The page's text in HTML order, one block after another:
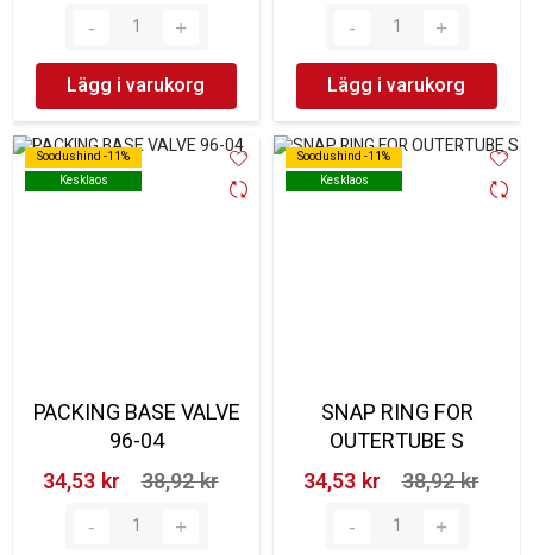
Lägg i varukorg Lägg i varukorg
Soodushind -11%
Kesklaos
Soodushind -11%
Kesklaos
PACKING BASE VALVE
96-04
34,53 kr‎
38,92 kr‎
Soodushind -11%
Kesklaos
Soodushind -11%
Kesklaos
SNAP RING FOR
OUTERTUBE S
34,53 kr‎
38,92 kr‎